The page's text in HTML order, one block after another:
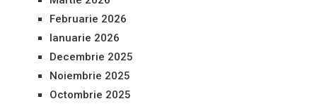
Februarie 2026
Ianuarie 2026
Decembrie 2025
Noiembrie 2025
Octombrie 2025